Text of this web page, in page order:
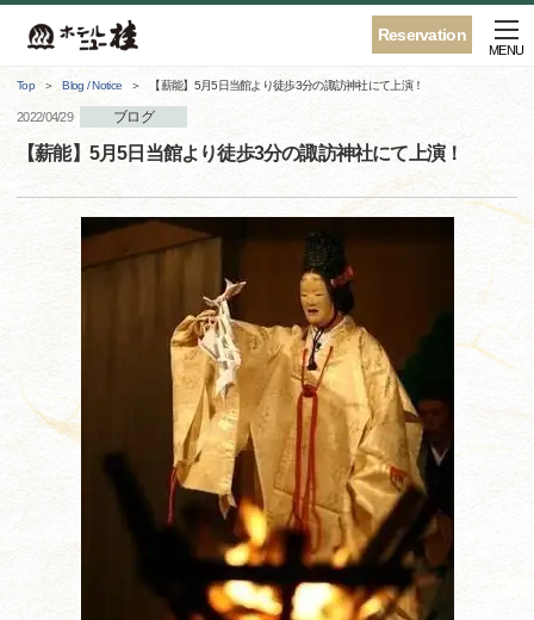
Reservation
MENU
Top Blog / Notice 【薪能】5月5日当館より徒歩3分の諏訪神社にて上演！
2022/04/29 ブログ
【薪能】5月5日当館より徒歩3分の諏訪神社にて上演！